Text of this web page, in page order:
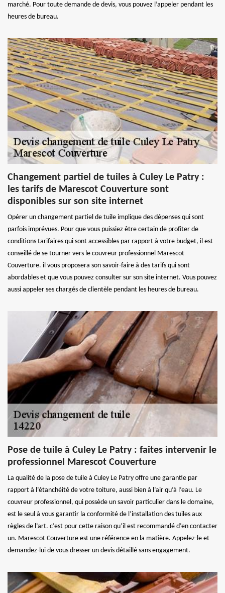
marché. Pour toute demande de devis, vous pouvez l’appeler pendant les
heures de bureau.
Changement partiel de tuiles à Culey Le Patry :
les tarifs de Marescot Couverture sont
disponibles sur son site internet
Opérer un changement partiel de tuile implique des dépenses qui sont
parfois imprévues. Pour que vous puissiez être certain de profiter de
conditions tarifaires qui sont accessibles par rapport à votre budget, il est
conseillé de se tourner vers le couvreur professionnel Marescot
Couverture. il vous proposera son savoir-faire à des tarifs qui sont
abordables et que vous pouvez consulter sur son site internet. Vous pouvez
aussi appeler ses chargés de clientèle pendant les heures de bureau.
Pose de tuile à Culey Le Patry : faites intervenir le
professionnel Marescot Couverture
La qualité de la pose de tuile à Culey Le Patry offre une garantie par
rapport à l’étanchéité de votre toiture, aussi bien à l’air qu’à l’eau. Le
couvreur professionnel, qui possède un savoir particulier dans le domaine,
est le seul à vous garantir la conformité de l’installation des tuiles aux
règles de l’art. c’est pour cette raison qu’il est recommandé d’en contacter
un. Marescot Couverture est une référence en la matière. Appelez-le et
demandez-lui de vous dresser un devis détaillé sans engagement.